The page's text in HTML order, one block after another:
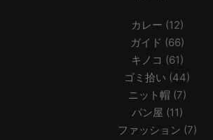
カレー (12)
ガイド (66)
キノコ (61)
ゴミ拾い (44)
ニット帽 (7)
パン屋 (11)
ファッション (7)